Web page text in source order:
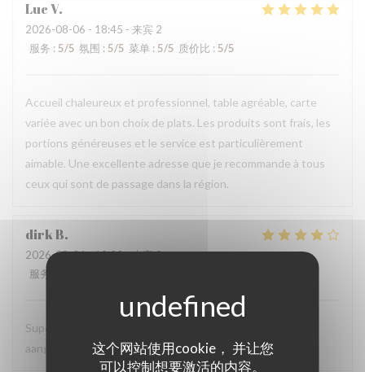
这个网站使用cookie， 并让您
可以控制想要激活的内容。
LucV
2026-08-06 - 18:45 - 来宾 2
服务 : 5/5 氛围 : 5/5 菜单 : 5/5 质价比 : 5/5
Accueil chaleureux et professionnel, table agréable, carte
variée avec un bon choix de plats. Les produits sont frais, les
portions généreuses et le service est particulièrement
aimable. Une excellente adresse que je recommande à tous
ceux qui sont de passage dans la région.
dirkB
2026-08-06- 19:00 - 来宾 2
服务
Super vriendelijke ontvagst, zeer goede prijs kwaliteit,
aangenaam kader, een aanradee